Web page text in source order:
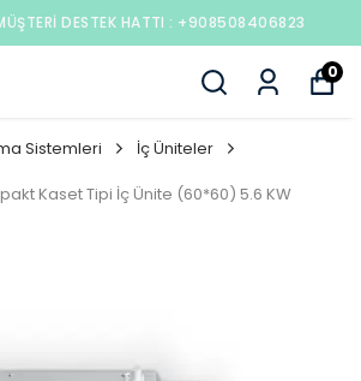
DESTEK HATTI : +908508406823
0
Sistemleri
İç Üniteler
Kaset Tipi İç Ünite (60*60) 5.6 KW